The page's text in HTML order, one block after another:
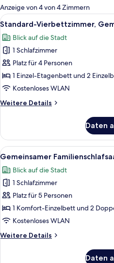
für
Zimmer
Anzeige von 4 von 4 Zimmern
Alle
Fotos
für
Standard-
Vierbettzimmer,
Gemeinschaftsbad
anzeigen
4
Standard-Vierbettzimmer,
Blick auf die Stadt
1 Schlafzimmer
Platz für 4 Personen
1 Einzel-Etagenbett und 2
Kostenloses WLAN
Weitere Details
Weitere
Vierbettzimmer,
Gemeinschaftsbad
Daten
Alle
Fotos
für
Gemeinsamer
Familienschlafsaal
anzeigen
4
Gemeinsamer
Blick auf die Stadt
1 Schlafzimmer
Platz für 5 Personen
1 Komfort-Einzelbett und 2
Kostenloses WLAN
Weitere Details
Weitere
Daten